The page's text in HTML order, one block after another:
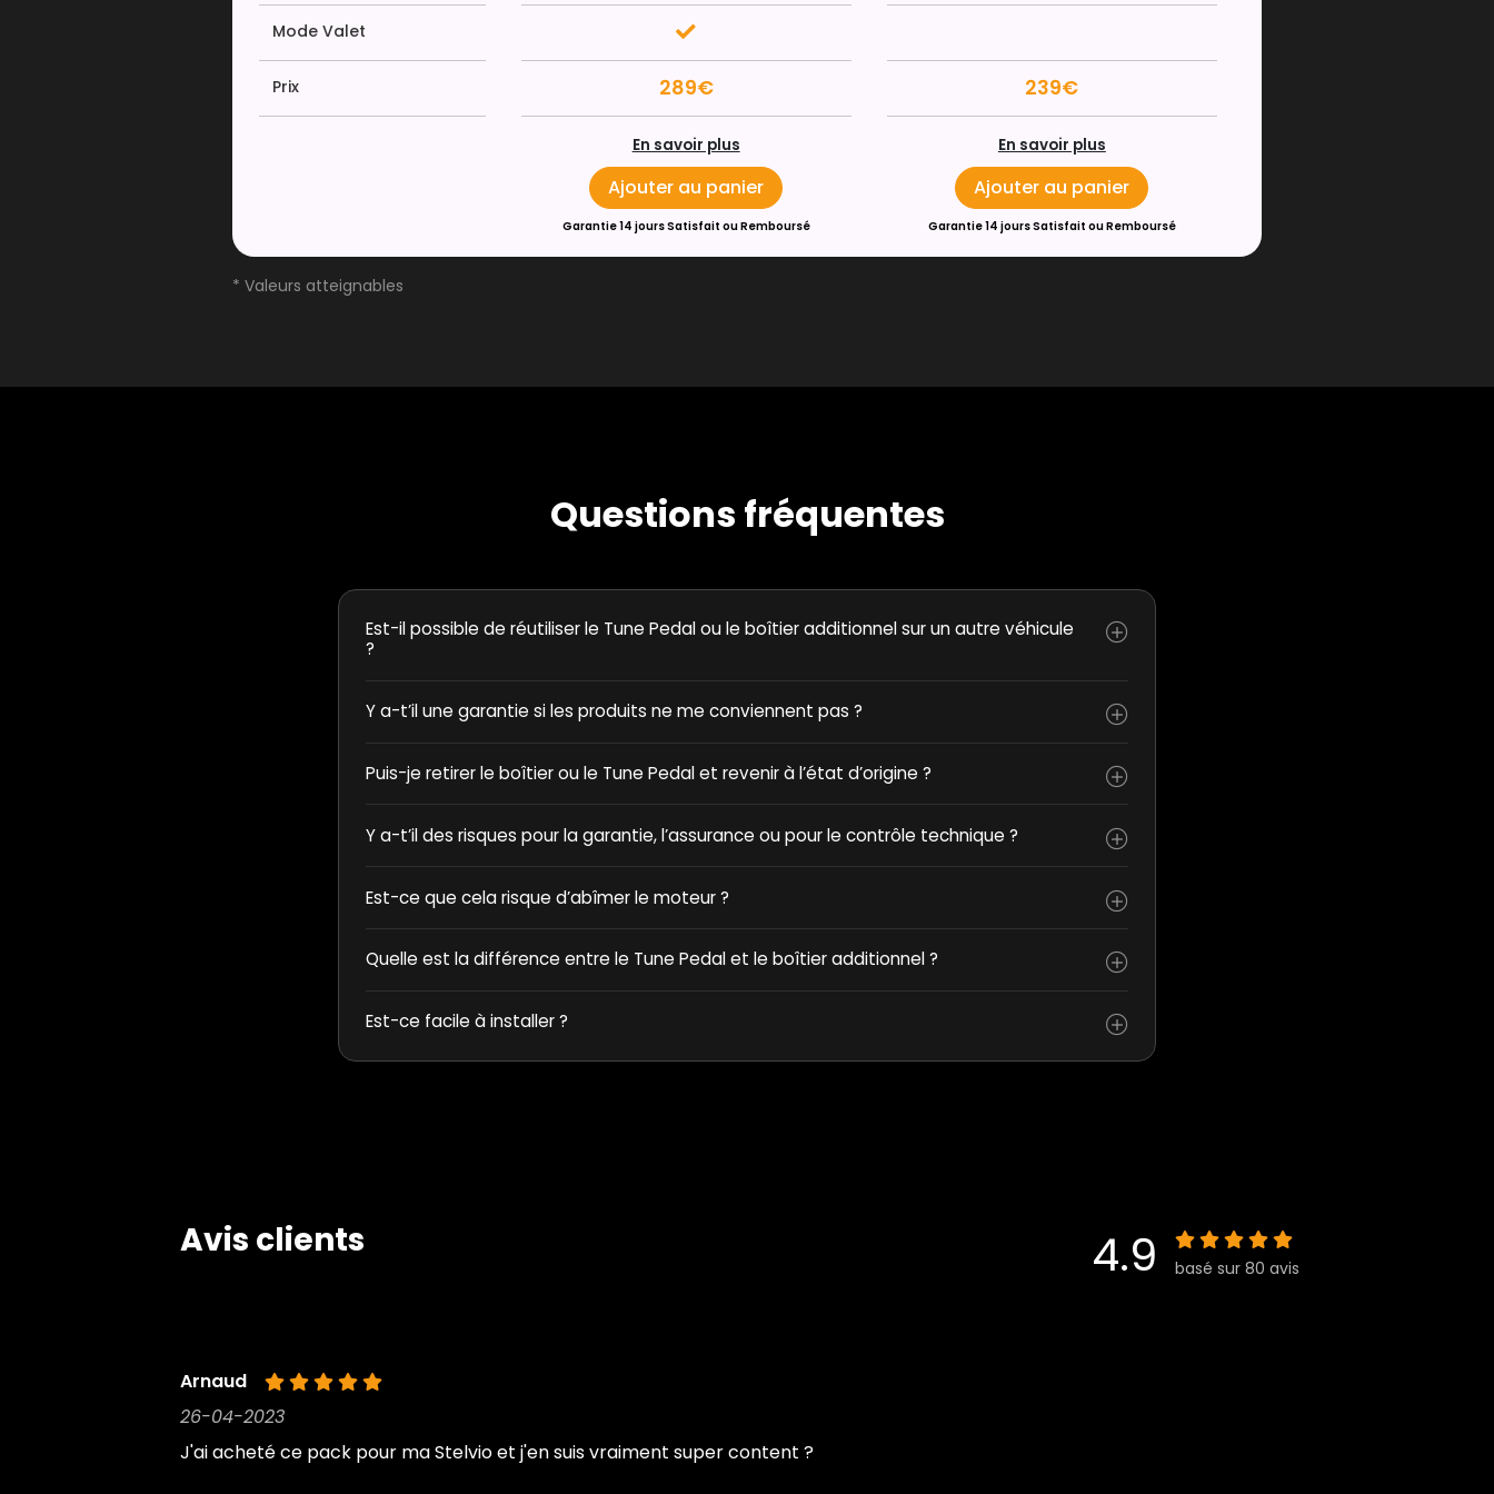
Mode Valet
Prix 289€ 239€
En savoir plus
Ajouter au panier
Garantie 14 jours Satisfait ou Remboursé
En savoir plus
Ajouter au panier
Garantie 14 jours Satisfait ou Remboursé
* Valeurs atteignables
Questions fréquentes
Est-il possible de réutiliser le Tune Pedal ou le boîtier additionnel sur un autre véhicule
?
Y a-t’il une garantie si les produits ne me conviennent pas ?
Puis-je retirer le boîtier ou le Tune Pedal et revenir à l’état d’origine ?
Y a-t’il des risques pour la garantie, l’assurance ou pour le contrôle technique ?
Est-ce que cela risque d’abîmer le moteur ?
Quelle est la différence entre le Tune Pedal et le boîtier additionnel ?
Est-ce facile à installer ?
Avis clients 4.9 basé sur 80 avis
Arnaud
26-04-2023
J'ai acheté ce pack pour ma Stelvio et j'en suis vraiment super content ?